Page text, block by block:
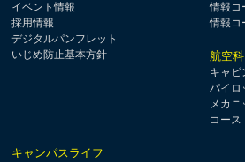
イベント情報
採用情報
デジタルパンフレット
いじめ防止基本方針
情報コ
情報コ
航空科
キャビ
パイロ
メカ
コース
キャンパスライフ